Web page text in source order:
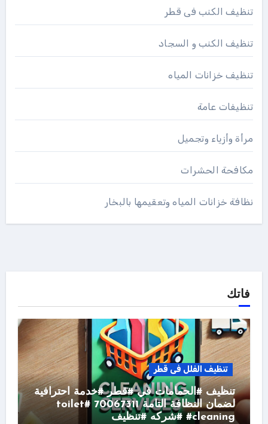
تنظيف الكنب فى قطر
تنظيف الكنب و السجاد
تنظيف خزانات المياه
تنظيفات عامة
مرأة وأزياء وتجميل
مكافحة الحشرات
نظافة خزانات المياه وتعقيمها بالبخار
فاتك
تنظيف الفلل فى قطر
تنظيف #الحمامات في #قطر #خدمة احترافية
لضمان النظافة التامة 70067311 #toilet
#cleaning #شركه #تنظيف